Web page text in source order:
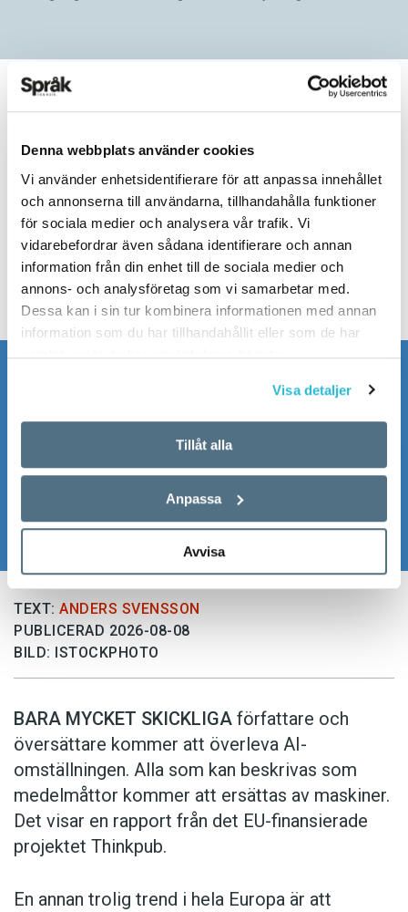
Denna webbplats använder cookies
Vi använder enhetsidentifierare för att anpassa innehållet
och annonserna till användarna, tillhandahålla funktioner
för sociala medier och analysera vår trafik. Vi
vidarebefordrar även sådana identifierare och annan
information från din enhet till de sociala medier och
annons- och analysföretag som vi samarbetar med.
Dessa kan i sin tur kombinera informationen med annan
information som du har tillhandahållit eller som de har
samlat in när du har använt deras tjänster.
Visa detaljer
Tillåt alla
Anpassa
Avvisa
ARTIKLAR
Mer fokus på engelsk
litteratur
AI-utvecklingen leder troligen till att
översättningar från engelskan blir
ännu vanligare.
TEXT: ANDERS SVENSSON
PUBLICERAD 2026-08-08
BILD: ISTOCKPHOTO
BARA MYCKET SKICKLIGA författare och
översättare ­kommer att överleva AI-
omställningen. Alla som kan beskrivas som
medelmåttor kommer att ersättas av maskiner.
Det visar en rapport från det EU-finansierade
projektet Thinkpub.
En annan trolig trend i hela Europa är att